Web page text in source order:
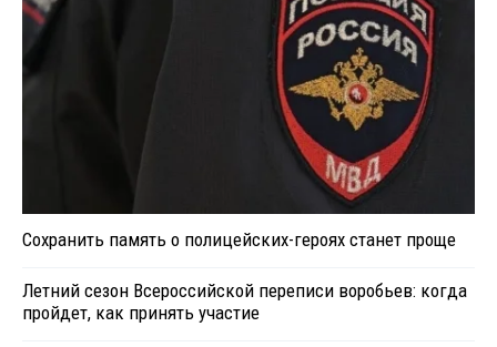
Сохранить память о полицейских-героях станет проще
Летний сезон Всероссийской переписи воробьев: когда
пройдет, как принять участие